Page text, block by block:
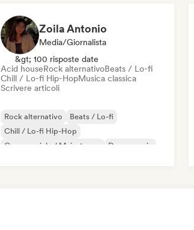
Zoila Antonio
Media/Giornalista
&gt; 100 risposte date
Acid houseRock alternativoBeats / Lo-fi
Chill / Lo-fi Hip-HopMusica classica
Scrivere articoli
Rock alternativo
Beats / Lo-fi
Chill / Lo-fi Hip-Hop
Commerciale / Mainstream
Dance music